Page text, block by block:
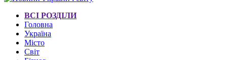
ВСІ РОЗДІЛИ
Головна
Україна
Місто
Світ